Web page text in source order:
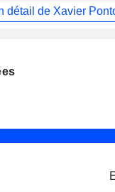
détail de Xavier